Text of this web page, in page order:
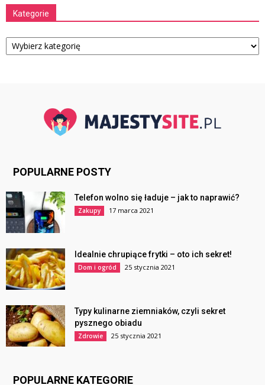
Kategorie
Kategorie
POPULARNE POSTY
Telefon wolno się ładuje – jak to naprawić?
Zakupy 17 marca 2021
Idealnie chrupiące frytki – oto ich sekret!
Dom i ogród 25 stycznia 2021
Typy kulinarne ziemniaków, czyli sekret
pysznego obiadu
Zdrowie 25 stycznia 2021
POPULARNE KATEGORIE